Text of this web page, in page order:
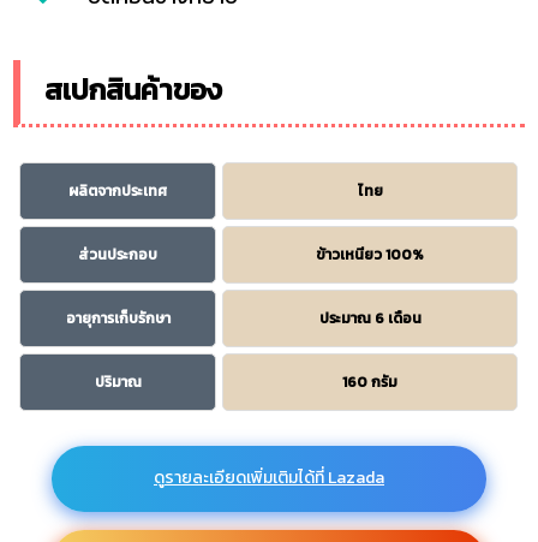
สเปกสินค้าของ
ผลิตจากประเทศ ไทย
ส่วนประกอบ ข้าวเหนียว 100%
อายุการเก็บรักษา ประมาณ 6 เดือน
ปริมาณ 160 กรัม
ดูรายละเอียดเพิ่มเติมได้ที่ Lazada